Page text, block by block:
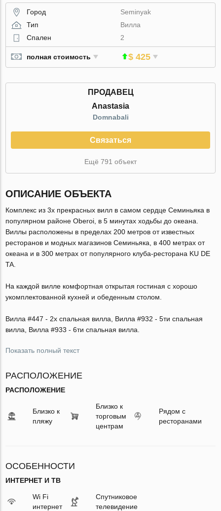
Город
Seminyak
Тип
Вилла
Спален
2
полная стоимость $ 425
ПРОДАВЕЦ
Anastasia
Domnabali
Связаться
Ещё 791 объект
ОПИСАНИЕ ОБЪЕКТА
Комплекс из 3х прекрасных вилл в самом сердце Семиньяка в
популярном районе Oberoi, в 5 минутах ходьбы до океана.
Виллы расположены в пределах 200 метров от известных
ресторанов и модных магазинов Семиньяка, в 400 метрах от
океана и в 300 метрах от популярного клуба-ресторана KU DE
TA.
На каждой вилле комфортная открытая гостиная с хорошо
укомплектованной кухней и обеденным столом.
Вилла #447 - 2х спальная вилла, Вилла #932 - 5ти спальная
вилла, Вилла #933 - 6ти спальная вилла.
Показать полный текст
РАСПОЛОЖЕНИЕ
РАСПОЛОЖЕНИЕ
Близко к
пляжу
Близко к
торговым
центрам
Рядом с
ресторанами
ОСОБЕННОСТИ
ИНТЕРНЕТ И ТВ
Wi Fi
интернет
Спутниковое
телевидение